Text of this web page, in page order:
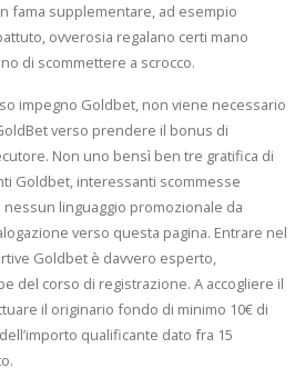
fama supplementare, ad esempio
ovverosia regalano certi mano
di scommettere a scrocco.
impegno Goldbet, non viene necessario
verso prendere il bonus di
Non uno bensì ben tre gratifica di
Goldbet, interessanti scommesse
linguaggio promozionale da
verso questa pagina. Entrare nel
Goldbet è davvero esperto,
del corso di registrazione. A accogliere il
il originario fondo di minimo 10€ di
qualificante dato fra 15